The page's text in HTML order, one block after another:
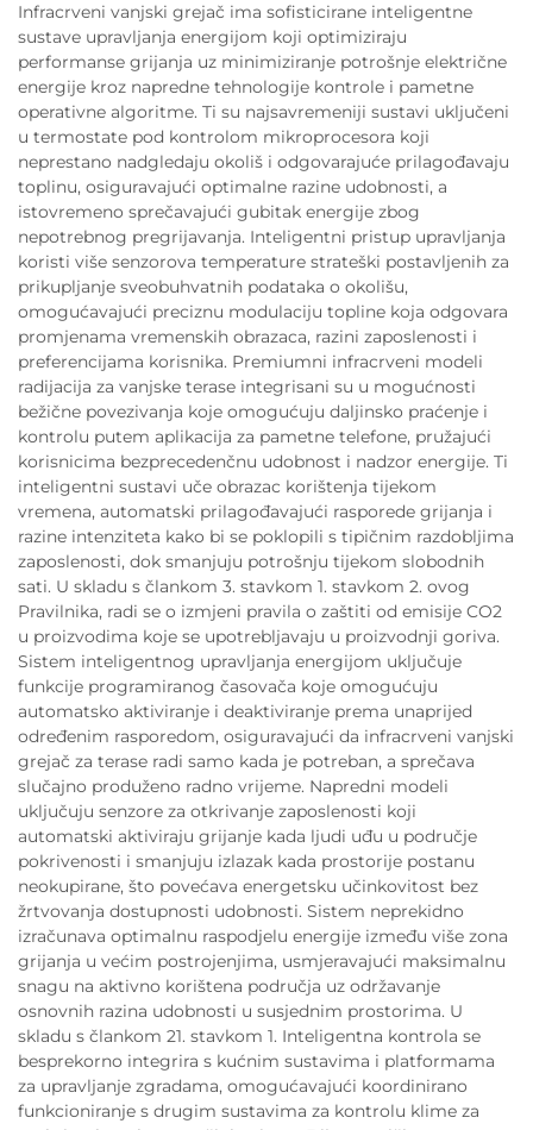
Infracrveni vanjski grejač ima sofisticirane inteligentne
sustave upravljanja energijom koji optimiziraju
performanse grijanja uz minimiziranje potrošnje električne
energije kroz napredne tehnologije kontrole i pametne
operativne algoritme. Ti su najsavremeniji sustavi uključeni
u termostate pod kontrolom mikroprocesora koji
neprestano nadgledaju okoliš i odgovarajuće prilagođavaju
toplinu, osiguravajući optimalne razine udobnosti, a
istovremeno sprečavajući gubitak energije zbog
nepotrebnog pregrijavanja. Inteligentni pristup upravljanja
koristi više senzorova temperature strateški postavljenih za
prikupljanje sveobuhvatnih podataka o okolišu,
omogućavajući preciznu modulaciju topline koja odgovara
promjenama vremenskih obrazaca, razini zaposlenosti i
preferencijama korisnika. Premiumni infracrveni modeli
radijacija za vanjske terase integrisani su u mogućnosti
bežične povezivanja koje omogućuju daljinsko praćenje i
kontrolu putem aplikacija za pametne telefone, pružajući
korisnicima bezprecedenčnu udobnost i nadzor energije. Ti
inteligentni sustavi uče obrazac korištenja tijekom
vremena, automatski prilagođavajući rasporede grijanja i
razine intenziteta kako bi se poklopili s tipičnim razdobljima
zaposlenosti, dok smanjuju potrošnju tijekom slobodnih
sati. U skladu s člankom 3. stavkom 1. stavkom 2. ovog
Pravilnika, radi se o izmjeni pravila o zaštiti od emisije CO2
u proizvodima koje se upotrebljavaju u proizvodnji goriva.
Sistem inteligentnog upravljanja energijom uključuje
funkcije programiranog časovača koje omogućuju
automatsko aktiviranje i deaktiviranje prema unaprijed
određenim rasporedom, osiguravajući da infracrveni vanjski
grejač za terase radi samo kada je potreban, a sprečava
slučajno produženo radno vrijeme. Napredni modeli
uključuju senzore za otkrivanje zaposlenosti koji
automatski aktiviraju grijanje kada ljudi uđu u područje
pokrivenosti i smanjuju izlazak kada prostorije postanu
neokupirane, što povećava energetsku učinkovitost bez
žrtvovanja dostupnosti udobnosti. Sistem neprekidno
izračunava optimalnu raspodjelu energije između više zona
grijanja u većim postrojenjima, usmjeravajući maksimalnu
snagu na aktivno korištena područja uz održavanje
osnovnih razina udobnosti u susjednim prostorima. U
skladu s člankom 21. stavkom 1. Inteligentna kontrola se
besprekorno integrira s kućnim sustavima i platformama
za upravljanje zgradama, omogućavajući koordinirano
funkcioniranje s drugim sustavima za kontrolu klime za